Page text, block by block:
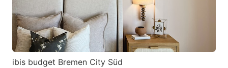
ibis budget Bremen City Süd